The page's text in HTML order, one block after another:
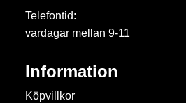
Telefontid:
vardagar mellan 9-11
Information
Köpvillkor